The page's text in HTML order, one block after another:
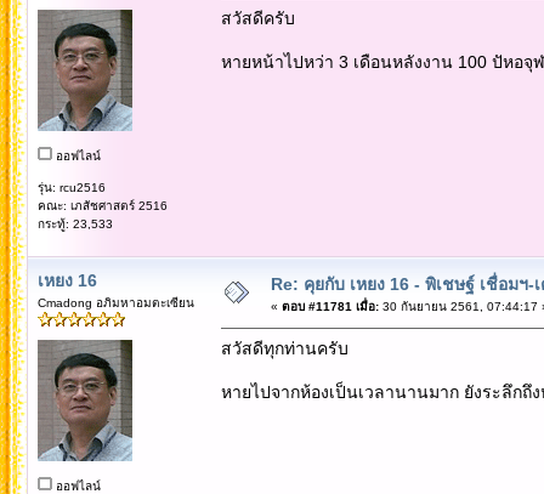
ออฟไลน์
รุ่น: rcu2516
คณะ: เภสัชศาสตร์ 2516
กระทู้: 23,533
สวัสดีครับ
หายหน้าไปหว่า 3 เดือนหลังงาน 100 ปัหอจุ
เหยง 16
Cmadong อภิมหาอมตะเซียน
ออฟไลน์
Re: คุยกับ เหยง 16 - พิเชษฐ์ เชื่อมฯ
« ตอบ #11781 เมื่อ:30 กันยายน 2561, 07:44:17
สวัสดีทุกท่านครับ
หายไปจากห้องเป็นเวลานานมาก ยังระลึกถึ